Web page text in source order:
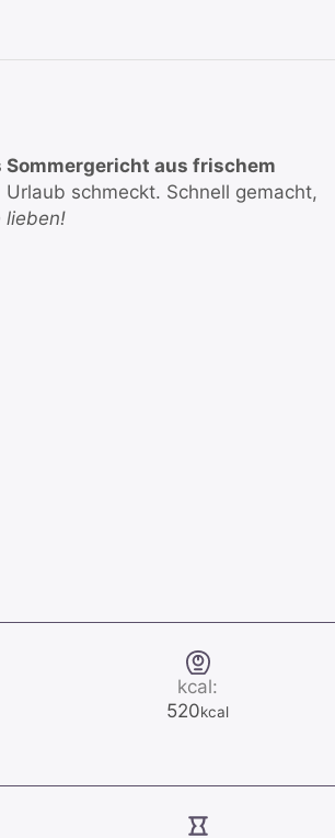
aus frischem
schmeckt. Schnell gemacht,
lieben!
kcal:
520kcal